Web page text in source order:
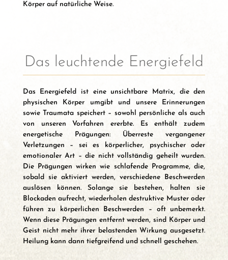
Körper auf natürliche Weise.
Das leuchtende Energiefeld
Das Energiefeld ist eine unsichtbare Matrix, die den
physischen Körper umgibt und unsere Erinnerungen
sowie Traumata speichert – sowohl persönliche als auch
von unseren Vorfahren ererbte. Es enthält zudem
energetische Prägungen: Überreste vergangener
Verletzungen – sei es körperlicher, psychischer oder
emotionaler Art – die nicht vollständig geheilt wurden.
Die Prägungen wirken wie schlafende Programme, die,
sobald sie aktiviert werden, verschiedene Beschwerden
auslösen können. Solange sie bestehen, halten sie
Blockaden aufrecht, wiederholen destruktive Muster oder
führen zu körperlichen Beschwerden – oft unbemerkt.
Wenn diese Prägungen entfernt werden, sind Körper und
Geist nicht mehr ihrer belastenden Wirkung ausgesetzt.
Heilung kann dann tiefgreifend und schnell geschehen.